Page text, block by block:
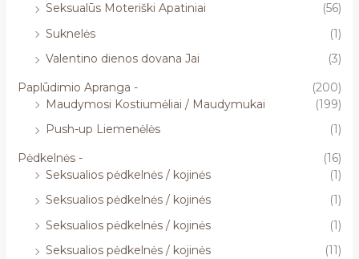
Seksualūs Moteriški Apatiniai
(56)
Suknelės
(1)
Valentino dienos dovana Jai
(3)
Paplūdimio Apranga -
(200)
Maudymosi Kostiumėliai / Maudymukai
(199)
Push-up Liemenėlės
(1)
Pėdkelnės -
(16)
Seksualios pėdkelnės / kojinės
(1)
Seksualios pėdkelnės / kojinės
(1)
Seksualios pėdkelnės / kojinės
(1)
Seksualios pėdkelnės / kojinės
(11)